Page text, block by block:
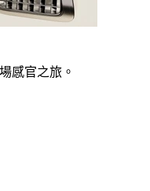
感官之旅。